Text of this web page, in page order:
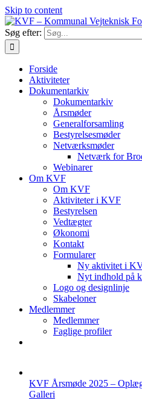
Skip to content
Søg efter:
Forside
Aktiviteter
Dokumentarkiv
Dokumentarkiv
Årsmøder
Generalforsamling
Bestyrelsesmøder
Netværksmøder
Netværk for
Webinarer
Om KVF
Om KVF
Aktiviteter i KVF
Bestyrelsen
Vedtægter
Økonomi
Kontakt
Formularer
Ny aktivitet i
Nyt indhold på
Logo og designlinje
Skabeloner
Medlemmer
Medlemmer
Faglige profiler
KVF Årsmøde 2025 –
Galleri